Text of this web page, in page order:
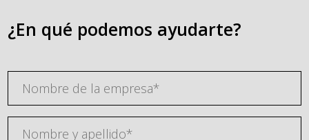
¿En qué podemos ayudarte?